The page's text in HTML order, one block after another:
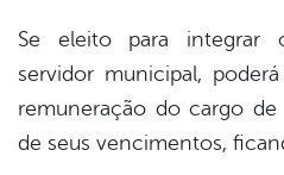
Se eleito para integrar
servidor municipal,
remuneração do cargo
de seus vencimentos,